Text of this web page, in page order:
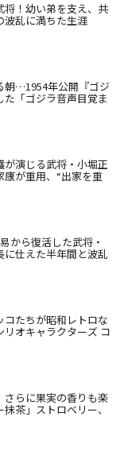
！幼い弟を支え、共
波乱に満ちた生涯
朝…1954年公開『ゴジ
「ゴジラ音声目覚ま
が演じる武将・小堀正
が重用、“出家を重
から復活した武将・
仕えた半年間と波乱
たちが昭和レトロな
リオキャラクターズ コ
さらに果実の香りも楽
茶」ストロベリー、